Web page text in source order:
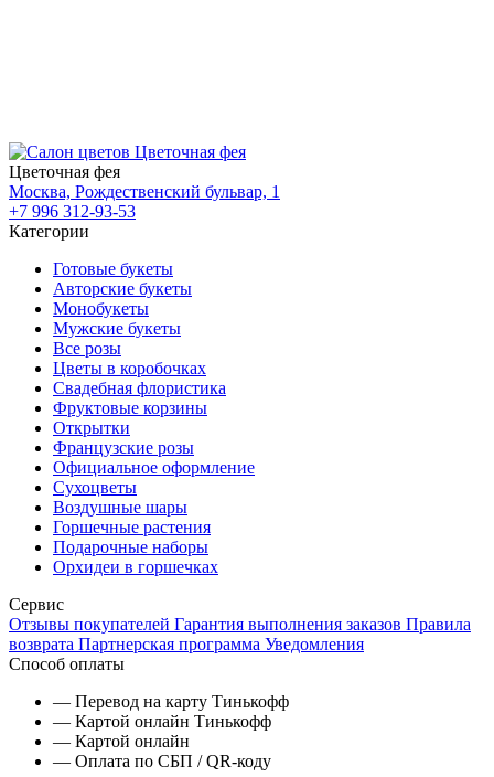
Цветочная фея
Москва, Рождественский бульвар, 1
+7 996 312-93-53
Категории
Готовые букеты
Авторские букеты
Монобукеты
Мужские букеты
Все розы
Цветы в коробочках
Свадебная флористика
Фруктовые корзины
Открытки
Французские розы
Официальное оформление
Сухоцветы
Воздушные шары
Горшечные растения
Подарочные наборы
Орхидеи в горшечках
Сервис
Отзывы покупателей Гарантия выполнения заказов Правила
возврата Партнерская программа Уведомления
Способ оплаты
— Перевод на карту Тинькофф
— Картой онлайн Тинькофф
— Картой онлайн
— Оплата по СБП / QR-коду